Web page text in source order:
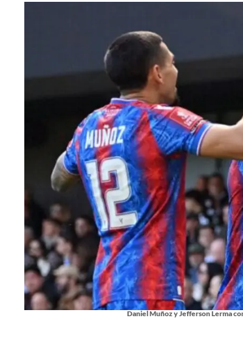
Daniel Muñoz y Jefferson Lerma